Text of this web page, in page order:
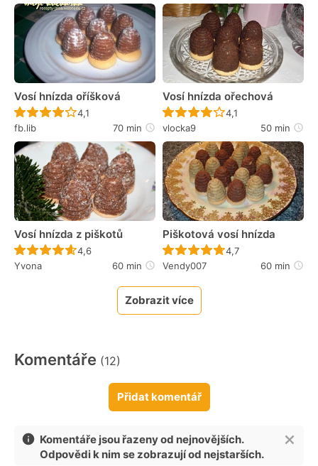
Vosí hnízda oříšková
Recept ještě nebyl hodnocen
4,1
fb.lib
70 min
Vosí hnízda ořechová
Recept ještě nebyl
4,1
vlocka9
50 min
Vosí hnízda z piškotů
Recept ještě nebyl hodnocen
4,6
Yvona
60 min
Piškotová vosí hnízda
Recept ještě nebyl
4,7
Vendy007
60 min
Zobrazit více
Komentáře (12)
Přidat komentář
Komentáře jsou řazeny od nejnovějších.
Odpovědi k nim se zobrazují od nejstarších.